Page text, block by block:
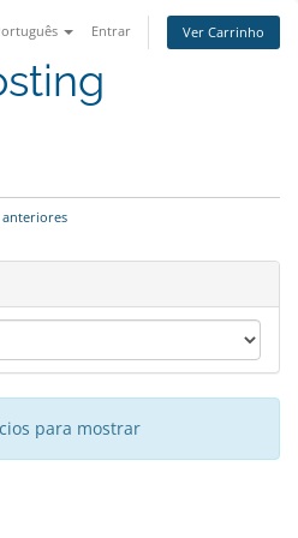
Entrar Ver Carrinho
para mostrar